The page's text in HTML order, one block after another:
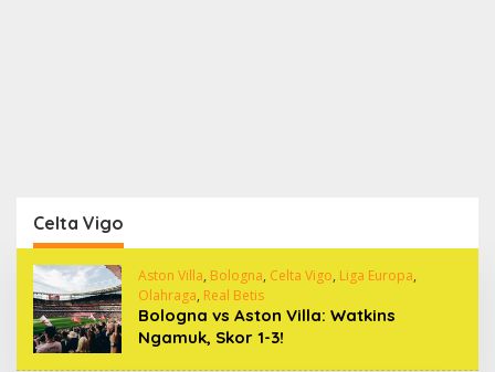
Celta Vigo
Aston Villa, Bologna, Celta Vigo, Liga Europa,
Olahraga, Real Betis
Bologna vs Aston Villa: Watkins
Ngamuk, Skor 1-3!